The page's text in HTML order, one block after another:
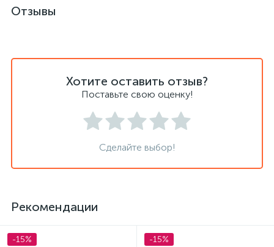
Отзывы
Хотите оставить отзыв?
Поставьте свою оценку!
Сделайте выбор!
Рекомендации
-15% -15%